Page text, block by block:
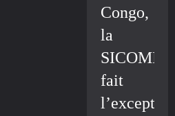
Congo,
la
fait